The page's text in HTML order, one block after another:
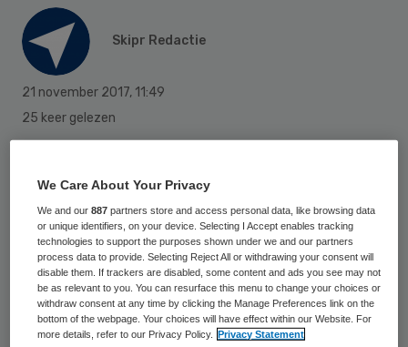
Skipr Redactie
21 november 2017, 11:49
25 keer gelezen
vrouw in het verpleeghuis in Puttershoek
door een verzorgende zijn niet te
voorkomen door een strengere screening
van zorgmedewerkers. “De enige manier om
zoiets te voorkomen is alle handelingen door
twee mensen te laten doen, die elkaar
We Care About Your Privacy
We and our887 partners store and access personal data, like browsing data
or unique identifiers, on your device. Selecting I Accept enables tracking
technologies to support the purposes shown under we and our partners
process data to provide. Selecting Reject All or withdrawing your consent will
disable them. If trackers are disabled, some content and ads you see may not
be as relevant to you. You can resurface this menu to change your choices or
withdraw consent at any time by clicking the Manage Preferences link on the
bottom of the webpage. Your choices will have effect within our Website. For
more details, refer to our Privacy Policy.
Privacy Statement